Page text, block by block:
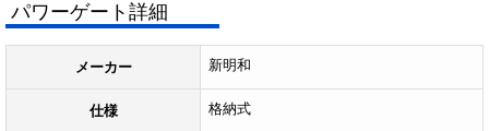
パワーゲート詳細
メーカー 新明和
仕様 格納式